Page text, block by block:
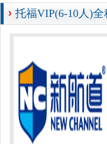
托福VIP(6-10人)全